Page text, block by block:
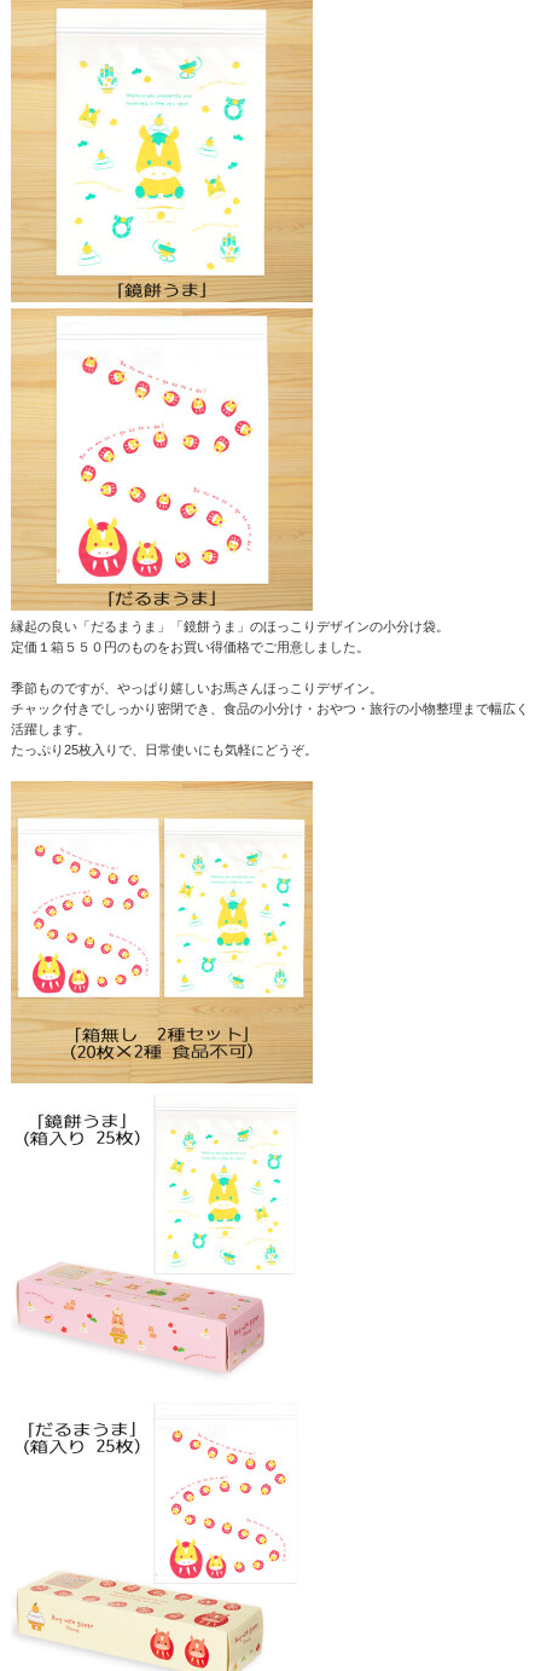
縁起の良い「だるまうま」「鏡餅うま」のほっこりデザインの小分け袋。
定価１箱５５０円のものをお買い得価格でご用意しました。
季節ものですが、やっぱり嬉しいお馬さんほっこりデザイン。
チャック付きでしっかり密閉でき、食品の小分け・おやつ・旅行の小物整理まで幅広く
活躍します。
たっぷり25枚入りで、日常使いにも気軽にどうぞ。